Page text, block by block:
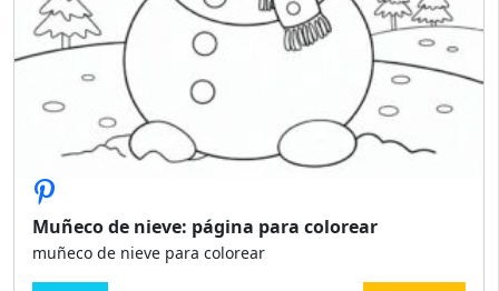
Muñeco de nieve: página para colorear
muñeco de nieve para colorear